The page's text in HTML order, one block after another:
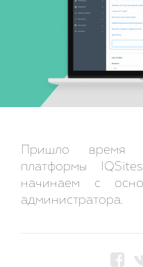
Пришло время
платформы
начинаем с
администратора.